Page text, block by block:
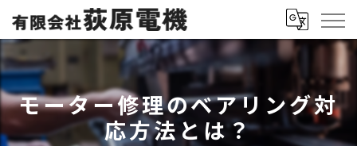
モーター修理のベアリング対
応方法とは？